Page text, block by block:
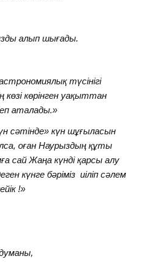
алып шығады.
түсінігі
көрінген уақыттан
аталады.»
сәтінде» күн шұғыласын
оған Наурыздың құты
сай Жаңа күнді қарсы алу
күнге бәріміз иіліп сәлем
!»